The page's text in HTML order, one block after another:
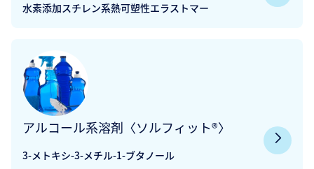
水素添加スチレン系熱可塑性エラストマー
アルコール系溶剤〈ソルフィット®〉
3-メトキシ-3-メチル-1-ブタノール